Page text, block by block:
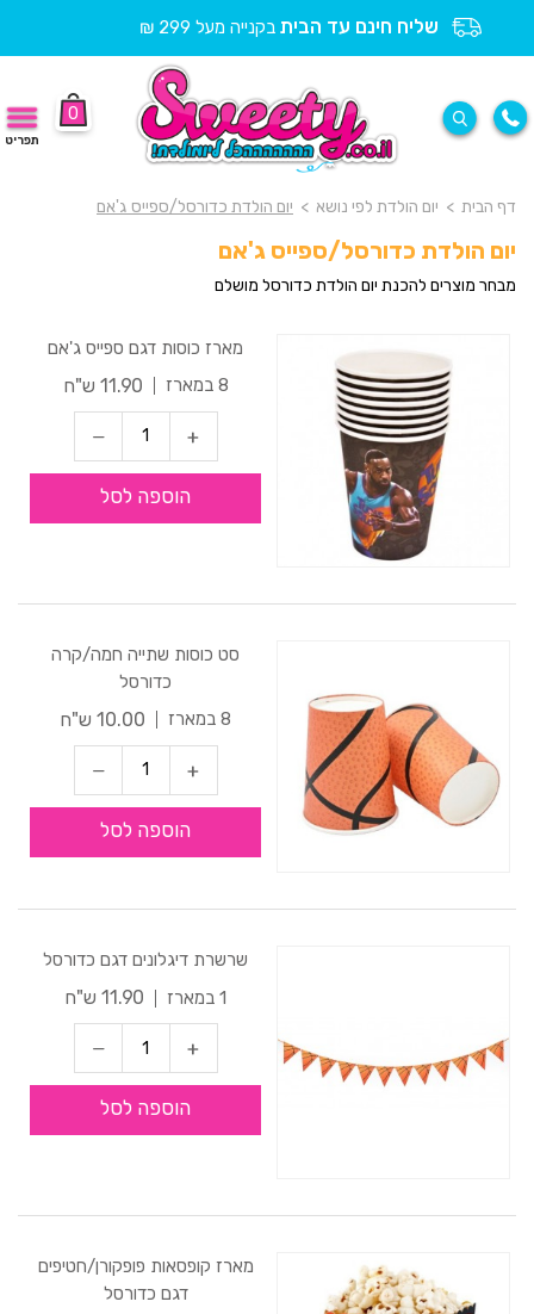
שליח חינם עד הבית בקנייה מעל 299 ₪
0
תפריט
דף הבית > יום הולדת לפי נושא > יום הולדת כדורסל/ספייס ג'אם
יום הולדת כדורסל/ספייס ג'אם
מבחר מוצרים להכנת יום הולדת כדורסל מושלם
מארז כוסות דגם ספייס ג'אם
8 במארז
11.90 ש"ח
הוספה לסל
סט כוסות שתייה חמה/קרה
כדורסל
8 במארז
10.00 ש"ח
הוספה לסל
שרשרת דיגלונים דגם כדורסל
1 במארז
11.90 ש"ח
הוספה לסל
מארז קופסאות פופקורן/חטיפים
דגם כדורסל